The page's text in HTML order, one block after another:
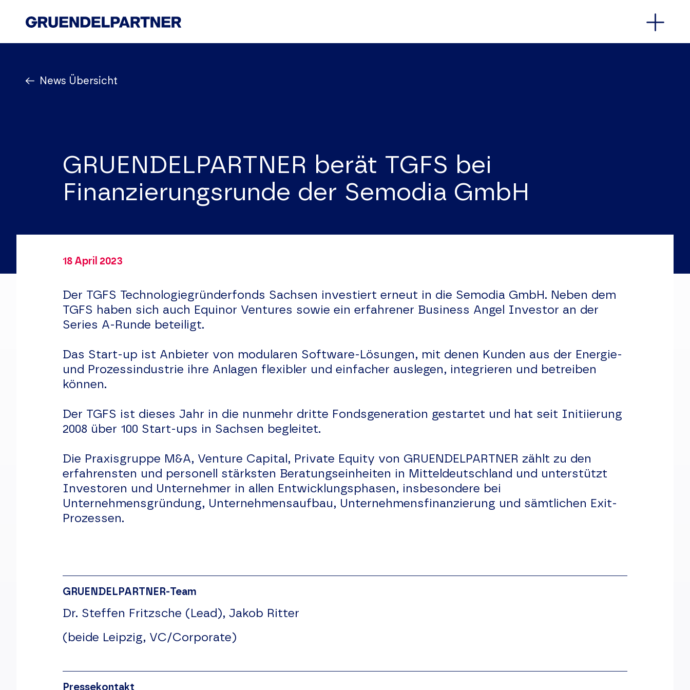
Start
News
Kontakt
News Übersicht
GRUENDELPARTNER berät TGFS bei
Finanzierungsrunde der Semodia GmbH
18 April 2023
Der TGFS Technologiegründerfonds Sachsen investiert erneut in die Semodia GmbH. Neben dem
TGFS haben sich auch Equinor Ventures sowie ein erfahrener Business Angel Investor an der
Series A-Runde beteiligt.
Das Start-up ist Anbieter von modularen Software-Lösungen, mit denen Kunden aus der Energie-
und Prozessindustrie ihre Anlagen flexibler und einfacher auslegen, integrieren und betreiben
können.
Der TGFS ist dieses Jahr in die nunmehr dritte Fondsgeneration gestartet und hat seit Initiierung
2008 über 100 Start-ups in Sachsen begleitet.
Die Praxisgruppe M&A, Venture Capital, Private Equity von GRUENDELPARTNER zählt zu den
erfahrensten und personell stärksten Beratungseinheiten in Mitteldeutschland und unterstützt
Investoren und Unternehmer in allen Entwicklungsphasen, insbesondere bei
Unternehmensgründung, Unternehmensaufbau, Unternehmensfinanzierung und sämtlichen Exit-
Prozessen.
GRUENDELPARTNER-Team
Dr. Steffen Fritzsche (Lead), Jakob Ritter
(beide Leipzig, VC/Corporate)
Pressekontakt